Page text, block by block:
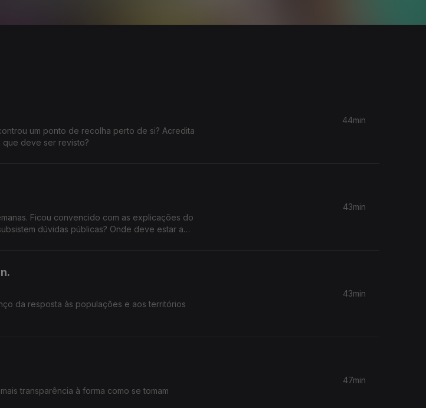
um ponto de recolha perto de si? Acredita
deve ser revisto?
44min
Ficou convencido com as explicações do
dúvidas públicas? Onde deve estar a
43min
da resposta às populações e aos territórios
43min
transparência à forma como se tomam
47min